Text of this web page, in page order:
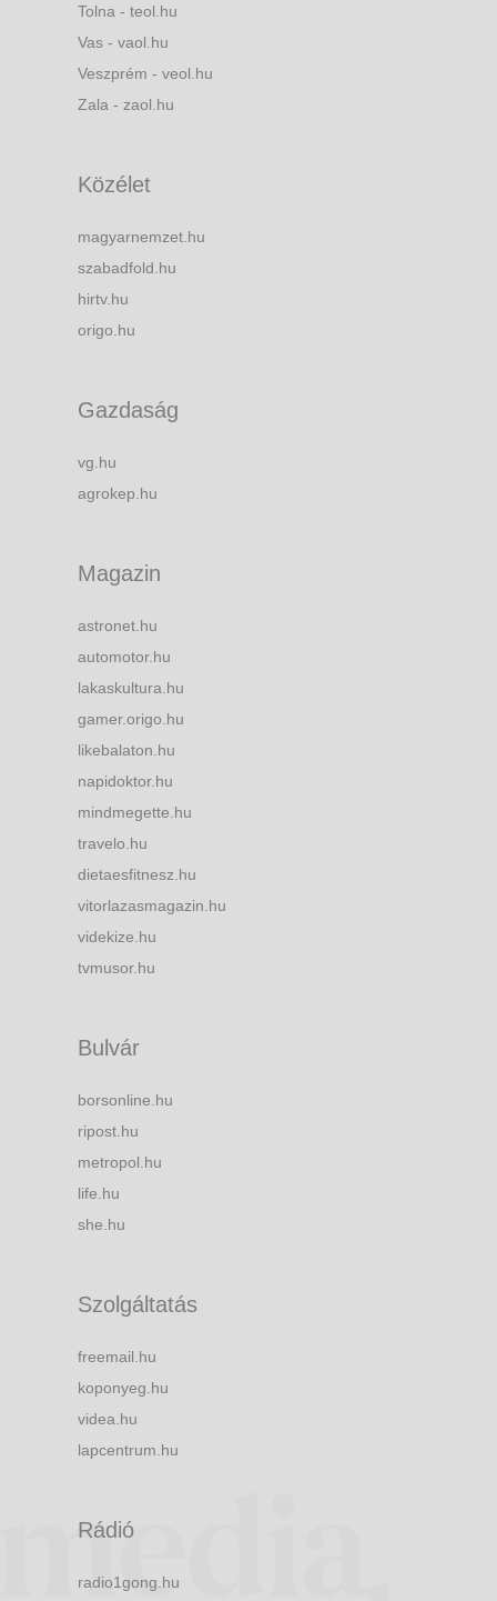
Tolna - teol.hu
Vas - vaol.hu
Veszprém - veol.hu
Zala - zaol.hu
Közélet
magyarnemzet.hu
szabadfold.hu
hirtv.hu
origo.hu
Gazdaság
vg.hu
agrokep.hu
Magazin
astronet.hu
automotor.hu
lakaskultura.hu
gamer.origo.hu
likebalaton.hu
napidoktor.hu
mindmegette.hu
travelo.hu
dietaesfitnesz.hu
vitorlazasmagazin.hu
videkize.hu
tvmusor.hu
Bulvár
borsonline.hu
ripost.hu
metropol.hu
life.hu
she.hu
Szolgáltatás
freemail.hu
koponyeg.hu
videa.hu
lapcentrum.hu
Rádió
radio1gong.hu